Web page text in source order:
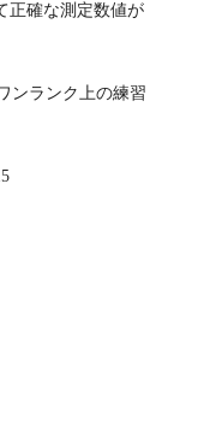
正確な測定数値が
ンランク上の練習